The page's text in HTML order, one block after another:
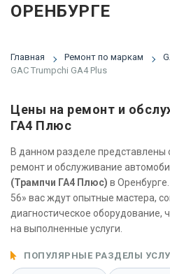
ОРЕНБУРГЕ
Главная Ремонт по маркам
GAC Trumpchi GA4 Plus
Цены на ремонт и
ГА4 Плюс
В данном разделе представлены
ремонт и обслуживание
(Трампчи ГА4 Плюс) в
56» вас ждут опытные мастера,
диагностическое оборудование,
на выполненные услуги.
ПОПУЛЯРНЫЕ РАЗДЕЛЫ